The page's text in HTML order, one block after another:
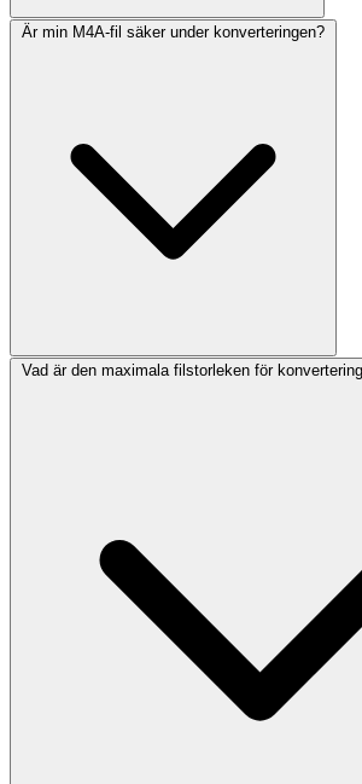
Är min M4A-fil säker under konverteringen?
Vad är den maximala filstorleken för